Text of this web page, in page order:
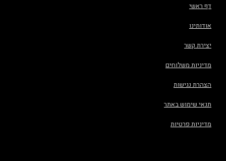
דף ראשי
אודותינו
יצירת קשר
מדיניות משלוחים
הצהרת נגישות
תנאי שימוש באתר
מדיניות פרטיות